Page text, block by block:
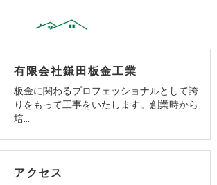
有限会社鎌田板金工業
板金に関わるプロフェッショナルとして誇
りをもって工事をいたします。創業時から
培…
アクセス